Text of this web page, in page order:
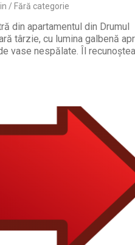
Fără categorie
din apartamentul din Drumul
târzie, cu lumina galbenă
vase nespălate. Îl